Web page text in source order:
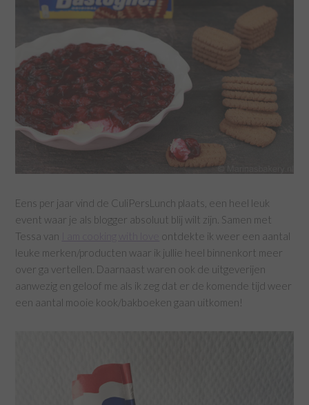
Eens per jaar vind de CuliPersLunch plaats, een heel leuk
event waar je als blogger absoluut blij wilt zijn. Samen met
Tessa van
I am cooking with love
ontdekte ik weer een aantal
leuke merken/producten waar ik jullie heel binnenkort meer
over ga vertellen. Daarnaast waren ook de uitgeverijen
aanwezig en geloof me als ik zeg dat er de komende tijd weer
een aantal mooie kook/bakboeken gaan uitkomen!